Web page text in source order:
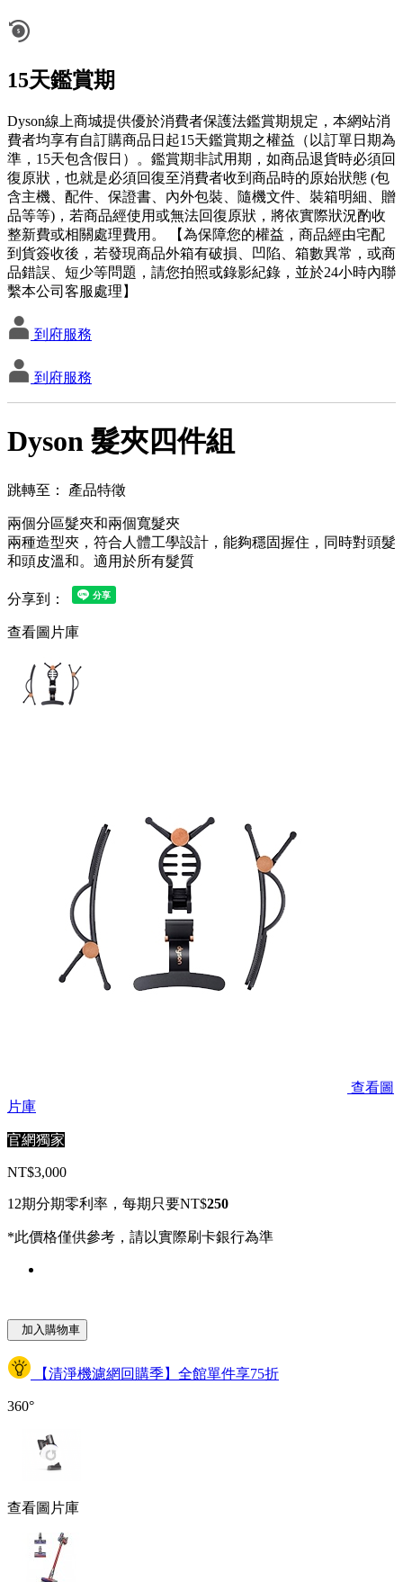
15天鑑賞期
Dyson線上商城提供優於消費者保護法鑑賞期規定，本網站消
費者均享有自訂購商品日起15天鑑賞期之權益（以訂單日期為
準，15天包含假日）。鑑賞期非試用期，如商品退貨時必須回
復原狀，也就是必須回復至消費者收到商品時的原始狀態 (包
含主機、配件、保證書、內外包裝、隨機文件、裝箱明細、贈
品等等)，若商品經使用或無法回復原狀，將依實際狀況酌收
整新費或相關處理費用。 【為保障您的權益，商品經由宅配
到貨簽收後，若發現商品外箱有破損、凹陷、箱數異常，或商
品錯誤、短少等問題，請您拍照或錄影紀錄，並於24小時內聯
繫本公司客服處理】
到府服務
到府服務
Dyson 髮夾四件組
跳轉至： 產品特徵
兩個分區髮夾和兩個寬髮夾
兩種造型夾，符合人體工學設計，能夠穩固握住，同時對頭髮
和頭皮溫和。適用於所有髮質
分享到：
查看圖片庫
查看圖
片庫
官網獨家
NT$3,000
12期分期零利率，每期只要NT$250
*此價格僅供參考，請以實際刷卡銀行為準
加入購物車
【清淨機濾網回購季】全館單件享75折
360°
查看圖片庫